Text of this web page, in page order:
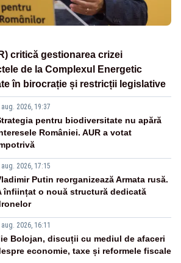
critică gestionarea crizei
de la Complexul Energetic
în birocrație și restricții legislative
2026, 19:37
pentru biodiversitate nu apără
României. AUR a votat
2026, 17:15
Putin reorganizează Armata rusă.
înființat o nouă structură dedicată
2026, 16:11
Bolojan, discuții cu mediul de afaceri
economie, taxe și reformele fiscale